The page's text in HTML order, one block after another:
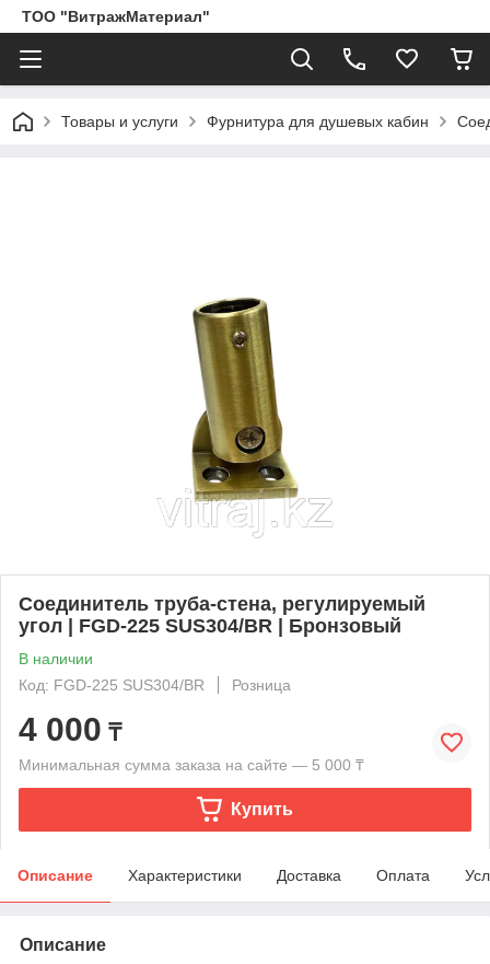
ТОО "ВитражМатериал"
Товары и услуги Фурнитура для душевых кабин
Соединитель труба-стена, регулируемый
угол | FGD-225 SUS304/BR | Бронзовый
В наличии
Код: FGD-225 SUS304/BR
Розница
4 000 ₸
Минимальная сумма заказа на сайте — 5 000 ₸
Купить
Описание Характеристики Доставка Оплата
Описание